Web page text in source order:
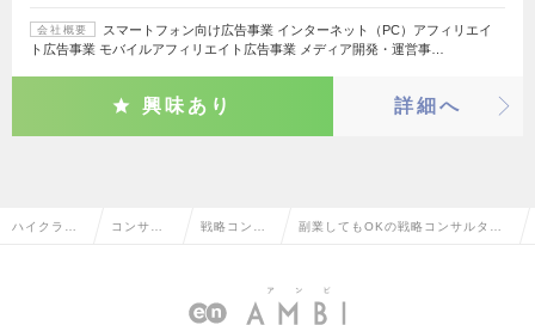
会社概要
スマートフォン向け広告事業 インターネット（PC）アフィリエイ
ト広告事業 モバイルアフィリエイト広告事業 メディア開発・運営事…
興味あり 詳細へ
ハイクラス コンサル 戦略コンサ 副業してもOKの戦略コンサルタン